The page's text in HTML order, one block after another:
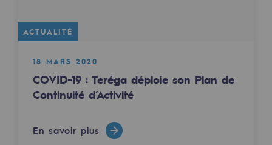
CCUS Objectif Zéro CO2
Le Labo
Acteur engagé
ACTUALITÉ
18 MARS 2020
COVID-19 : Teréga déploie son Plan de
Continuité d’Activité
En savoir plus